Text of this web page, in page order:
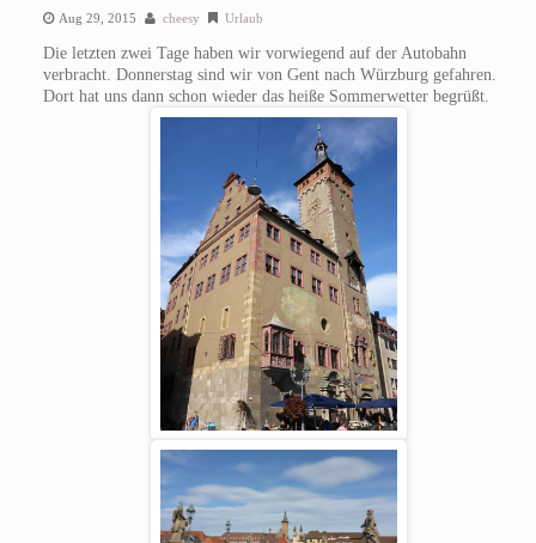
Aug 29, 2015 cheesy Urlaub
Die letzten zwei Tage haben wir vorwiegend auf der Autobahn
verbracht. Donnerstag sind wir von Gent nach Würzburg gefahren.
Dort hat uns dann schon wieder das heiße Sommerwetter begrüßt.